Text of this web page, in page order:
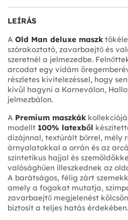
LEÍRÁS
A Old Man deluxe maszk
szórakoztató, zavarbaejtő és
szeretnél a jelmezedbe.
arcodat egy vidám
részletes kivitelezéssel, hogy
kívül hagyni a Karneválon,
jelmezbálon.
A Premium maszkák
modellt 100% latexből
dizájnnal, textúrált bőrrel, mély
árnyalatokkal a orrán és az
szintetikus hajjal és
valósághűen illeszkednek az
A barátságos, félig zárt
amely a fogakat mutatja,
zavarbaejtő megjelenést
biztosít a teljes hatás érdekében.